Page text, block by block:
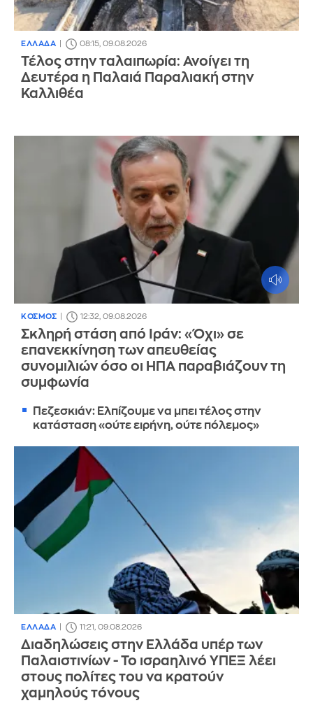
ΕΛΛΑΔΑ 08:15, 09.08.2026
Τέλος στην ταλαιπωρία: Ανοίγει τη
Δευτέρα η Παλαιά Παραλιακή στην
Καλλιθέα
ΚΟΣΜΟΣ 12:32, 09.08.2026
Σκληρή στάση από Ιράν: «Όχι» σε
επανεκκίνηση των απευθείας
συνομιλιών όσο οι ΗΠΑ παραβιάζουν τη
συμφωνία
Πεζεσκιάν: Ελπίζουμε να μπει τέλος στην
κατάσταση «ούτε ειρήνη, ούτε πόλεμος»
ΕΛΛΑΔΑ 11:21, 09.08.2026
Διαδηλώσεις στην Ελλάδα υπέρ των
Παλαιστινίων - Το ισραηλινό ΥΠΕΞ λέει
στους πολίτες του να κρατούν
χαμηλούς τόνους